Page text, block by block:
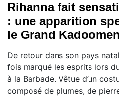
Rihanna fait
: une apparition
le Grand
De retour dans son pays
fois marqué les esprits lors
à la Barbade. Vêtue d’un
composé de plumes, de